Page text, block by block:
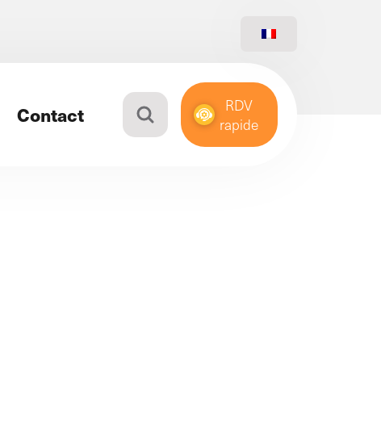
Contact
RDV
rapide